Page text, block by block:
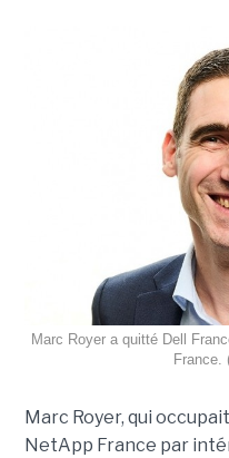
Marc Royer a quitté Dell
France.
Marc Royer, qui
NetApp France par